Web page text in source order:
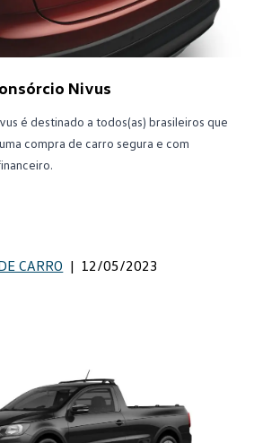
Nivus
é destinado a todos(as) brasileiros que
compra de carro segura e com
CARRO | 12/05/2023